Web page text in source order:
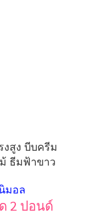
งสูง บีบครีม
ธีมฟ้าขาว
มอล
2 ปอนด์